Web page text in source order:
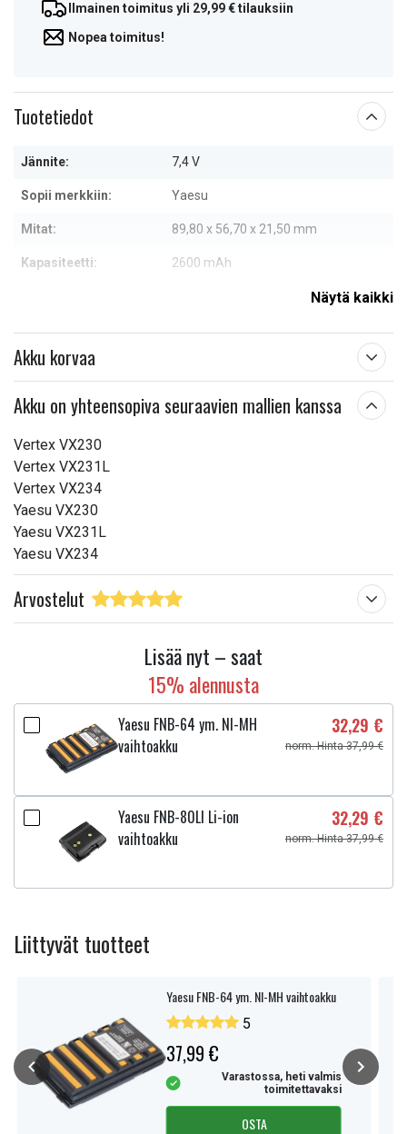
Ilmainen toimitus yli 29,99 € tilauksiin
Nopea toimitus!
Tuotetiedot
Jännite: 7,4 V
Sopii merkkiin: Yaesu
Mitat: 89,80 x 56,70 x 21,50 mm
Kapasiteetti: 2600 mAh
Näytä kaikki
Akku korvaa
Akku on yhteensopiva seuraavien mallien kanssa
Vertex VX230
Vertex VX231L
Vertex VX234
Yaesu VX230
Yaesu VX231L
Yaesu VX234
Arvostelut
Lisää nyt – saat
15% alennusta
Yaesu FNB-64 ym. NI-MH
vaihtoakku
32,29 €
norm. Hinta 37,99 €
Yaesu FNB-80LI Li-ion
vaihtoakku
32,29 €
norm. Hinta 37,99 €
Liittyvät tuotteet
Yaesu FNB-64 ym. NI-MH vaihtoakku
5
37,99 €
Varastossa, heti valmis
toimitettavaksi
OSTA